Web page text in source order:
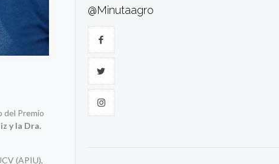
del Premio
y la Dra.
(APIU),
@Minutaagro